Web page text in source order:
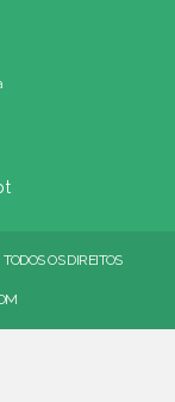
OS DIREITOS